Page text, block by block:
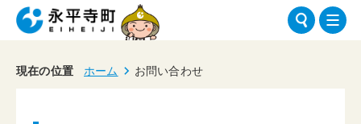
現在の位置 ホーム お問い合わせ